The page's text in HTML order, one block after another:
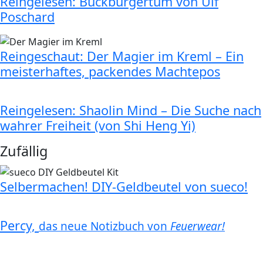
Poschard
Reingeschaut: Der Magier im Kreml – Ein
meisterhaftes, packendes Machtepos
Reingelesen: Shaolin Mind – Die Suche nach
wahrer Freiheit (von Shi Heng Yi)
Zufällig
Selbermachen! DIY-Geldbeutel von sueco!
Percy, das neue Notizbuch von Feuerwear!